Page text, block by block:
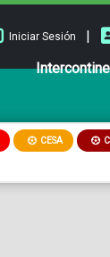
Iniciar Sesión |
CESA